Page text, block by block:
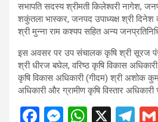
सभापति सदस्य श्रीमती किलेश्वरी नागेश,
शकुंतला भास्कर, जनपद उपाध्यक्ष श्री
श्री मुन्ना राम कश्यप सहित अन्य
इस अवसर पर उप संचालक कृषि श्री सूरज
श्री धीरज बघेल, वरिष्ठ कृषि विकास
कृषि विकास अधिकारी (गीदम) श्री अशोक
अधिकारी और ग्रामीण कृषि विस्तार
F
M W X
T